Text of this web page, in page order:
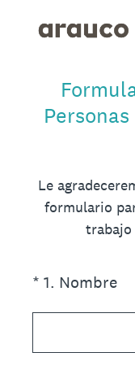
Le
formulario
trabajo
* 1. Nombre
(Obligatorio).